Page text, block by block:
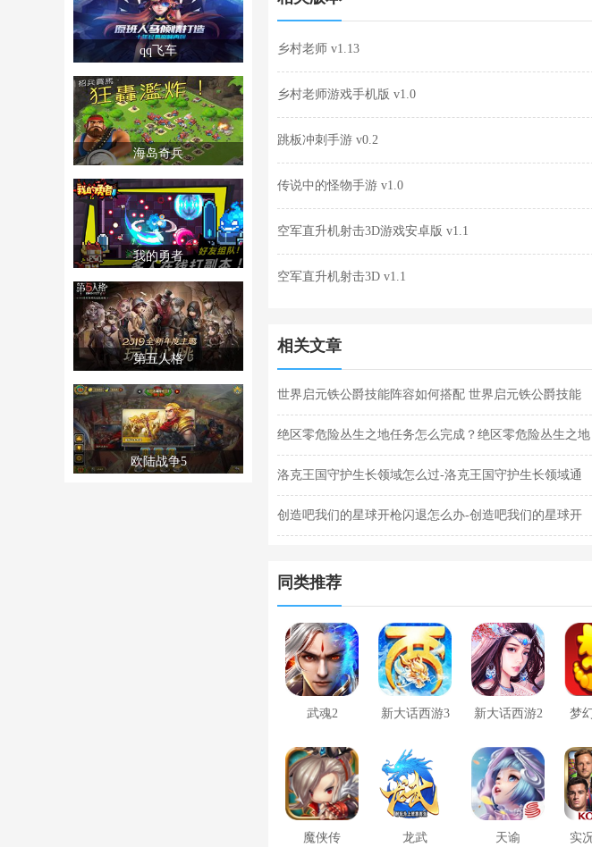
qq飞车
海岛奇兵
我的勇者
第五人格
欧陆战争5
乡村老师 v1.13
乡村老师游戏手机版 v1.0
跳板冲刺手游 v0.2
传说中的怪物手游 v1.0
空军直升机射击3D游戏安卓版 v1.1
空军直升机射击3D v1.1
相关文章
世界启元铁公爵技能阵容如何搭配 世界启元铁公爵技能
阵容搭配合集
绝区零危险丛生之地任务怎么完成？绝区零危险丛生之地
任务完成攻略
洛克王国守护生长领域怎么过-洛克王国守护生长领域通
关攻略
创造吧我们的星球开枪闪退怎么办-创造吧我们的星球开
同类推荐
武魂2 新大话西游3 新大话西游2 梦
魔侠传 龙武 天谕 实